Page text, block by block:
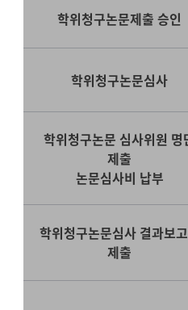
학위청구논문제출 승인
학위청구논문심사
학위청구논문 심사위원 명
제출
논문심사비 납부
학위청구논문심사 결과보
제출